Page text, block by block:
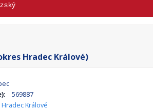
Hradec Králové)
569887
Hradec Králové